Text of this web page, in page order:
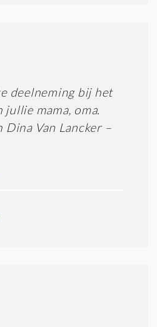
deelneming bij het
mama, oma.
Dina Van Lancker –